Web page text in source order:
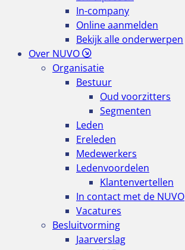
In-company
Online aanmelden
Bekijk alle onderwerpen
Over NUVO
Organisatie
Bestuur
Oud voorzitters
Segmenten
Leden
Ereleden
Medewerkers
Ledenvoordelen
Klantenvertellen
In contact met de NUVO
Vacatures
Besluitvorming
Jaarverslag